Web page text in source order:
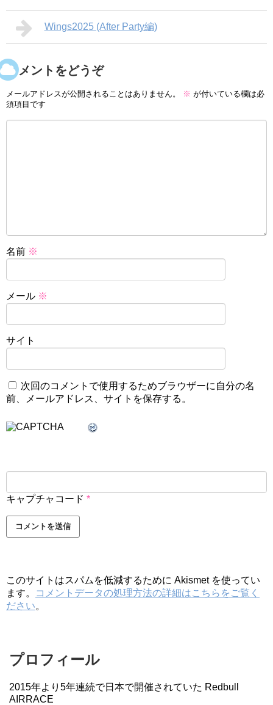
Wings2025 (After Party編)
コメントをどうぞ
メールアドレスが公開されることはありません。 ※ が付いている欄は必
須項目です
名前 ※
メール ※
サイト
次回のコメントで使用するためブラウザーに自分の名
前、メールアドレス、サイトを保存する。
キャプチャコード *
このサイトはスパムを低減するために Akismet を使ってい
ます。
コメントデータの処理方法の詳細はこちらをご覧く
ださい。
プロフィール
2015年より5年連続で日本で開催されていた Redbull
AIRRACE